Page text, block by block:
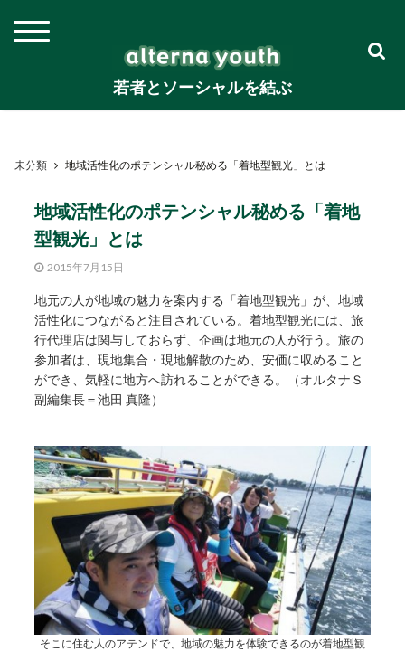
若者とソーシャルを結ぶ
未分類 地域活性化のポテンシャル秘める「着地型観光」とは
地域活性化のポテンシャル秘める「着地
型観光」とは
2015年7月15日
地元の人が地域の魅力を案内する「着地型観光」が、地域
活性化につながると注目されている。着地型観光には、旅
行代理店は関与しておらず、企画は地元の人が行う。旅の
参加者は、現地集合・現地解散のため、安価に収めること
ができ、気軽に地方へ訪れることができる。（オルタナＳ
副編集長＝池田 真隆）
そこに住む人のアテンドで、地域の魅力を体験できるのが着地型観